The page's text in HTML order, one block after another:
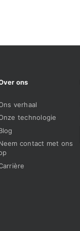
ons
verhaal
technologie
contact met ons